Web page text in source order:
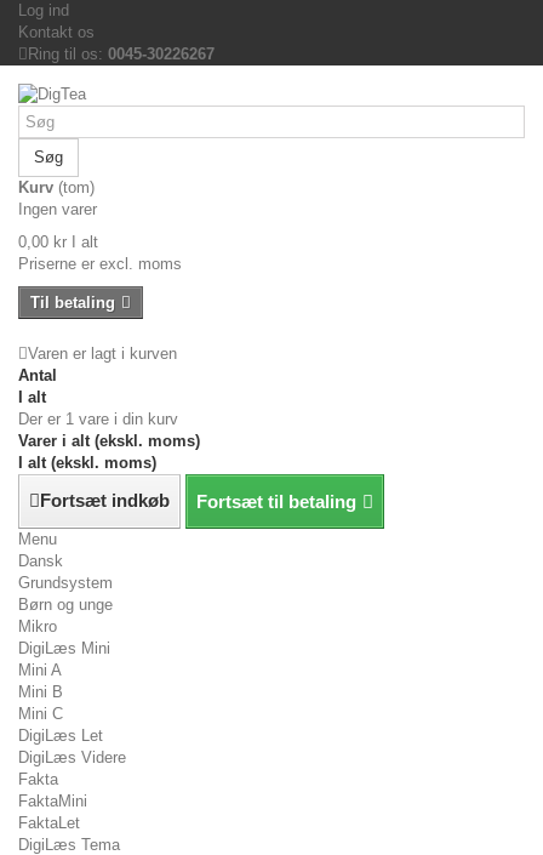
Log ind
Kontakt os
Ring til os: 0045-30226267
Søg
Kurv (tom)
Ingen varer
0,00 kr
I alt
Priserne er excl. moms
Til betaling
Varen er lagt i kurven
Antal
I alt
Der er 1 vare i din kurv
Varer i alt (ekskl. moms)
I alt (ekskl. moms)
Fortsæt indkøb Fortsæt til betaling
Menu
Dansk
Grundsystem
Børn og unge
Mikro
DigiLæs Mini
Mini A
Mini B
Mini C
DigiLæs Let
DigiLæs Videre
Fakta
FaktaMini
FaktaLet
DigiLæs Tema